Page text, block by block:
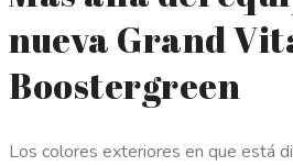
nueva Grand
Boostergreen
Los colores exteriores en que está